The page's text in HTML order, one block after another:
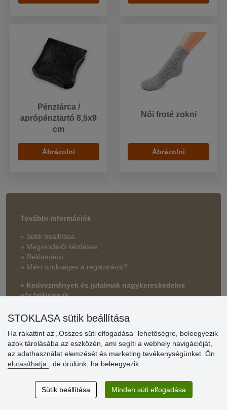
Pénztárca /
aprópénztartó 8,5x9
cm
Ábrázolni
Női froté zokni
Ábrázolni
További információk
» Sütik beállítása
» Megrendelői kérdések
» Reklamáció
» Miért szükséges a regisztráció?
» Kedvezmények és jutalmak nagykereskedelmi
vásárlóinknak
» Súgó
Vásárlók
értékelése
Excellent service
Thank you.
STOKLASA sütik beállítása
Ha rákattint az „Összes süti elfogadása” lehetőségre, beleegyezik
azok tárolásába az eszközén, ami segíti a webhely navigációját,
az adathasználat elemzését és marketing tevékenységünket. Ön
elutasíthatja
, de örülünk, ha beleegyezik.
Sütik beállítása Minden süti elfogadása